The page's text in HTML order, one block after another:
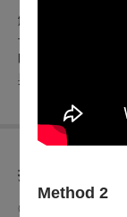
Method 2
解，滿足視覺與
子》之後，再一
時代與國界的普
與友誼的力量，讓
折扣方案
◎ 身障票：身心